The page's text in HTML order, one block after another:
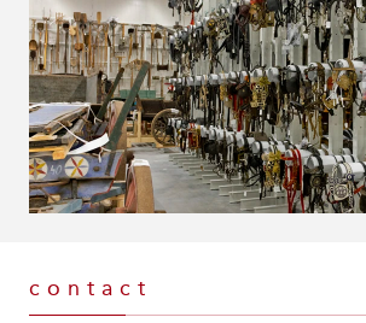
contact